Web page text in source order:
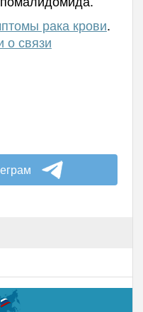
рака крови.
о связи